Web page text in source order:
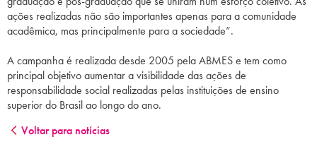
ações realizadas não são importantes apenas para a comunidade
acadêmica, mas principalmente para a sociedade”.
A campanha é realizada desde 2005 pela ABMES e tem como
principal objetivo aumentar a visibilidade das ações de
responsabilidade social realizadas pelas instituições de ensino
superior do Brasil ao longo do ano.
Voltar para notícias